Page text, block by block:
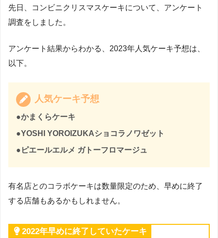
先日、コンビニクリスマスケーキについて、アンケート
調査をしました。
アンケート結果からわかる、2023年人気ケーキ予想は、
以下。
人気ケーキ予想
●かまくらケーキ
●YOSHI YOROIZUKAショコラノワゼット
●ピエールエルメ ガトーフロマージュ
有名店とのコラボケーキは数量限定のため、早めに終了
する店舗もあるかもしれません。
2022年早めに終了していたケーキ